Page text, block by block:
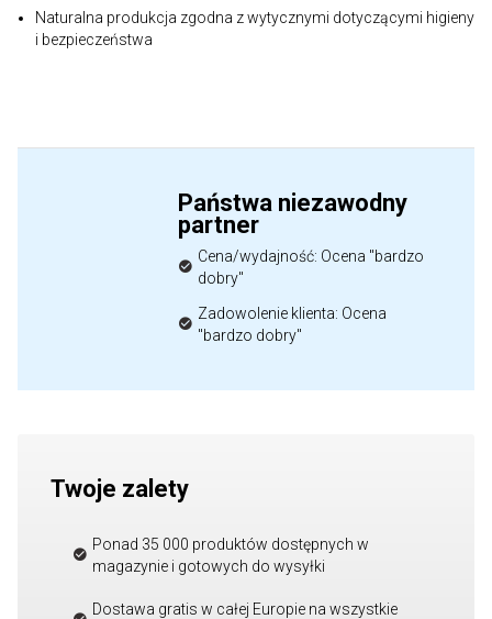
Naturalna produkcja zgodna z wytycznymi dotyczącymi higieny
i bezpieczeństwa
Państwa niezawodny
partner
Cena/wydajność: Ocena "bardzo
dobry"
Zadowolenie klienta: Ocena
"bardzo dobry"
Twoje zalety
Ponad 35 000 produktów dostępnych w
magazynie i gotowych do wysyłki
Dostawa gratis w całej Europie na wszystkie